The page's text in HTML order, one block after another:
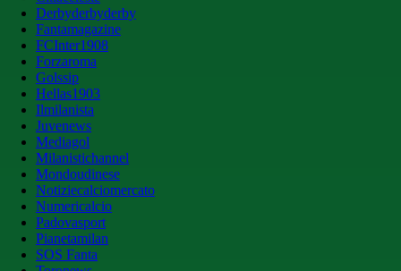
Derbyderbyderby
Fantamagazine
FCInter1908
Forzaroma
Golssip
Hellas1903
Ilmilanista
Juvenews
Mediagol
Milanistichannel
Mondoudinese
Notiziecalciomercato
Numericalcio
Padovasport
Pianetamilan
SOS Fanta